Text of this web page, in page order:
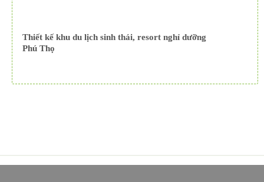
Thiết kế khu du lịch sinh thái, resort nghỉ dưỡng
Phú Thọ